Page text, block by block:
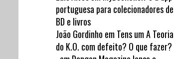
portuguesa para colecionadores de
BD e livros
João Gordinho em Tens um A Teoria
do K.O. com defeito? O que fazer?